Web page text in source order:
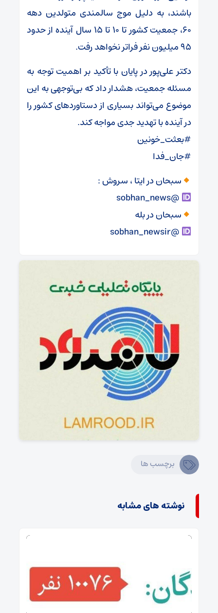
باشند، به دلیل موج سالمندی متولدین دهه
۶۰، جمعیت کشور تا ۱۰ تا ۱۵ سال آینده از حدود
۹۵ میلیون نفر فراتر نخواهد رفت.
دکتر علی‌پور در پایان با تأکید بر اهمیت توجه به
مسئله جمعیت، هشدار داد که بی‌توجهی به این
موضوع می‌تواند بسیاری از دستاوردهای کشور را
در آینده با تهدید جدی مواجه کند.
#بعثت_خونین
#جان_فدا
سبحان در ایتا ، سروش :
@sobhan_news
سبحان در بله
@sobhan_newsir
برچسب ها
نوشته های مشابه